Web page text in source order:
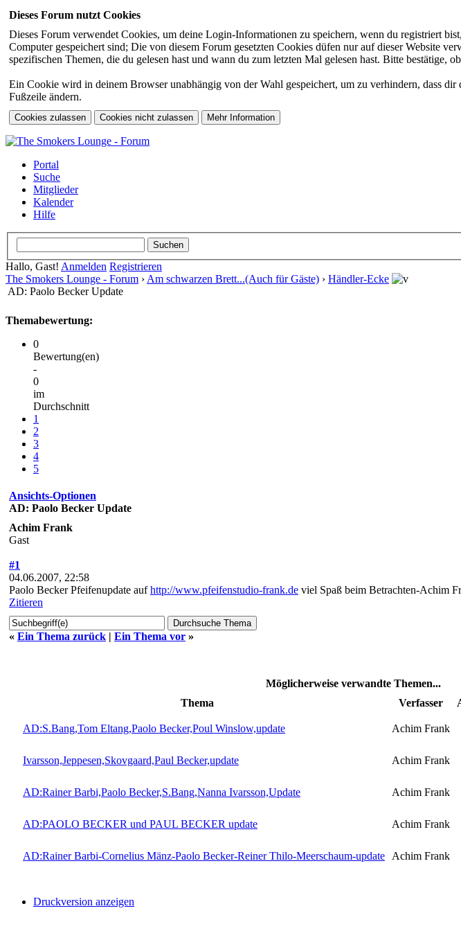
Dieses Forum nutzt Cookies
Dieses Forum verwendet Cookies, um deine Login-Informationen zu speichern, wenn du registriert
Computer gespeichert sind; Die von diesem Forum gesetzten Cookies düfen nur auf dieser Website
spezifischen Themen, die du gelesen hast und wann du zum letzten Mal gelesen hast. Bitte bestätige,
Ein Cookie wird in deinem Browser unabhängig von der Wahl gespeichert, um zu verhindern, dass
Fußzeile ändern.
Portal
Suche
Mitglieder
Kalender
Hilfe
Hallo, Gast! Anmelden Registrieren
The Smokers Lounge - Forum › Am schwarzen Brett...(Auch für Gäste) › Händler-Ecke
AD: Paolo Becker Update
Themabewertung:
0
Bewertung(en)
-
0
im
Durchschnitt
1
2
3
4
5
Ansichts-Optionen
AD: Paolo Becker Update
Achim Frank
Gast
#1
04.06.2007, 22:58
Paolo Becker Pfeifenupdate aufhttp://www.pfeifenstudio-frank.de viel Spaß beim Betrachten-Achim
Zitieren
« Ein Thema zurück | Ein Thema vor »
Möglicherweise verwandte Themen...
Thema
Verfasser
AD:S.Bang,Tom Eltang,Paolo Becker,Poul Winslow,update Achim Frank
Ivarsson,Jeppesen,Skovgaard,Paul Becker,update Achim Frank
AD:Rainer Barbi,Paolo Becker,S.Bang,Nanna Ivarsson,Update Achim Frank
AD:PAOLO BECKER und PAUL BECKER update Achim Frank
AD:Rainer Barbi-Cornelius Mänz-Paolo Becker-Reiner Thilo-Meerschaum-update Achim Frank
Druckversion anzeigen